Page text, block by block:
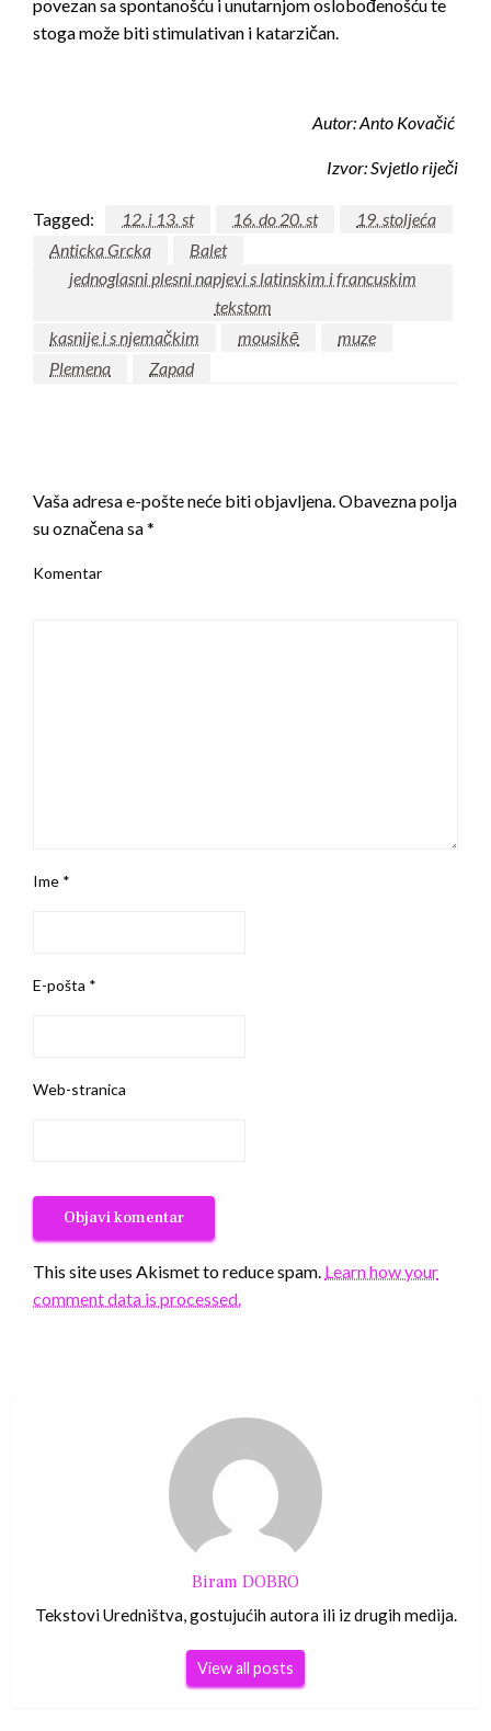
povezan sa spontanoš­ću i unutarnjom oslobođenoš­ću te
stoga može biti stimulativan i katarzičan.
Autor: Anto Kovačić
Izvor:Svjetlo riječi
Tagged: 12. i 13. st 16. do 20. st
19. stoljeća
Anticka Grcka
Balet
jednoglasni plesni napjevi s latinskim i francuskim
tekstom
kasnije i s njemačkim
mousikē
muze
Plemena
Zapad
Vaša adresa e-pošte neće biti objavljena. Obavezna polja
su označena sa*
Komentar
Ime *
E-pošta *
Web-stranica
This site uses Akismet to reduce spam. Learn how your
comment data is processed.
Biram DOBRO
Tekstovi Uredništva, gostujućih autora ili iz drugih medija.
View all posts